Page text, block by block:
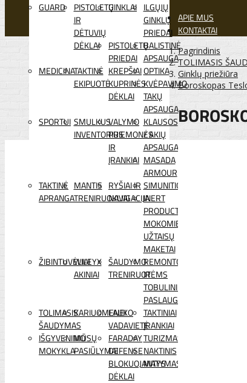
GUARD
PISTOLETŲ
IR
DĖTUVIŲ
DĖKLAI
GINKLAI ILGŲJŲ
GINKLŲ
PRIEDAI
PISTOLETŲ
PRIEDAI
BALISTINĖ
APSAUGA
MEDICINATAKTINĖ
EKIPUOTĖ
KREPŠIAI
KUPRINĖS
DĖKLAI
OPTIKA
KVĖPAVIMO
TAKŲ
APSAUGA
SPORTUI SMULKUS
INVENTORIUS
VALYMO
PRIEMONĖS
IR
ĮRANKIAI
KLAUSOS
/ AKIŲ
APSAUGA
MASADA
ARMOUR
TAKTINĖ
APRANGA
MANTIS
TRENIRUOKLIAI
RYŠIAI IR
NAVIGACIJA
SIMUNITION
INERT
PRODUCTS
MOKOMIEJI
UŽTAISŲ
MAKETAI
ŽIBINTUVĖLIAI
WILEYX
AKINIAI
ŠAUDYMO
TRENIRUOTĖMS
REMONTO
IR
TOBULINIMO
PASLAUGOS
TOLIMASIS
ŠAUDYMAS
KARIUOMENEI
LAUKO
VADAVIETĖ
TAKTINIAI
ĮRANKIAI
IŠGYVENIMO
MOKYKLA
MŪSŲ
PASIŪLYMAI
FARADAY
DEFENSE
BLOKUOJANTYS
DĖKLAI
TURIZMAS
NAKTINIS
MATYMAS
APIE MUS
KONTAKTAI
Pagrindinis
TOLIMASIS
Ginklų priežiūra
Boroskopas